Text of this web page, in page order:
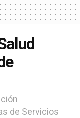
de Servicios